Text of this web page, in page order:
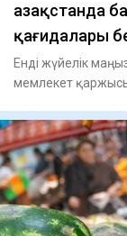
Қазақстанда
қағидалары
Енді жүйелік
мемлекет